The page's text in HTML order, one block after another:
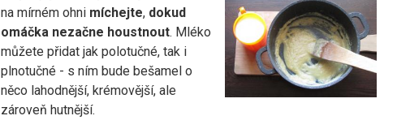
na mírném ohni míchejte, dokud
omáčka nezačne houstnout. Mléko
můžete přidat jak polotučné, tak i
plnotučné - s ním bude bešamel o
něco lahodnější, krémovější, ale
zároveň hutnější.